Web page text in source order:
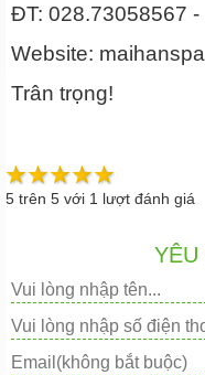
ĐT: 028.73058567
Website:
Trân trọng!
5 trên 5 với 1 lượt đánh giá
YÊU